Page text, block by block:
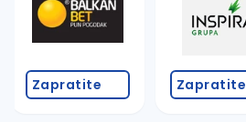
Zapratite Zapratite